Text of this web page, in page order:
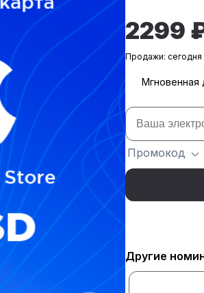
2299
Продажи: сегодня
Мгновенная
Промокод
Другие